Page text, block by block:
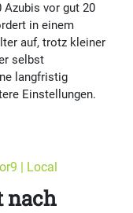
Azubis vor gut 20
in einem
auf, trotz kleiner
selbst
langfristig
Einstellungen.
| Local
nach